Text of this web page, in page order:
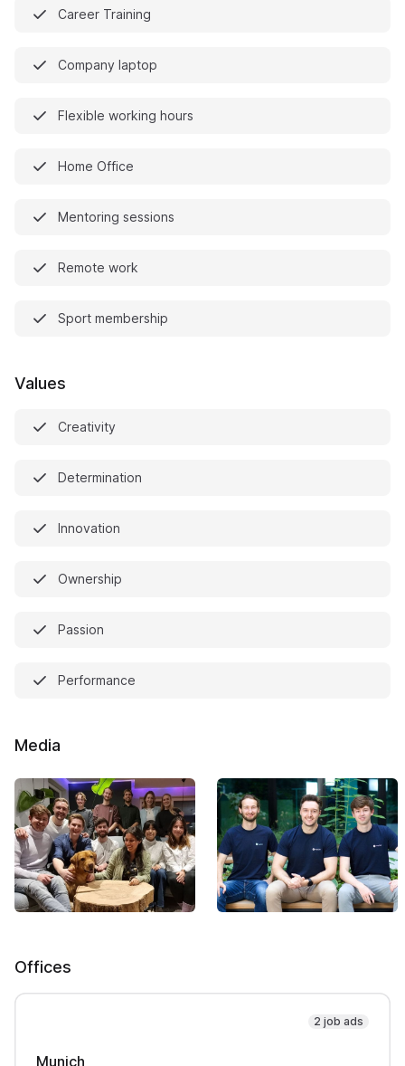
Career Training
Company laptop
Flexible working hours
Home Office
Mentoring sessions
Remote work
Sport membership
Values
Creativity
Determination
Innovation
Ownership
Passion
Performance
Media
Offices
2 job ads
Munich